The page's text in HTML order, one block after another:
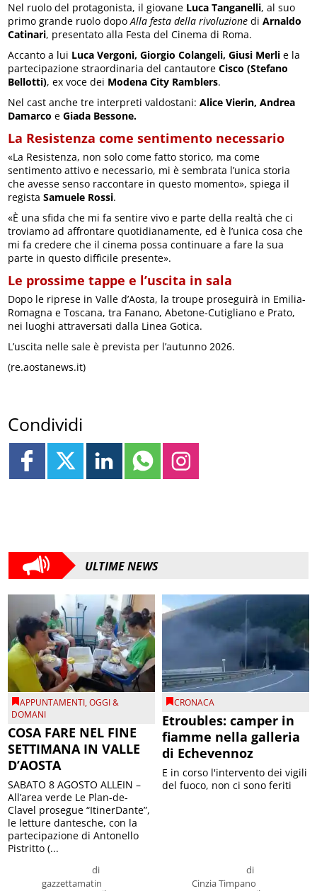
Nel ruolo del protagonista, il giovane Luca Tanganelli, al suo
primo grande ruolo dopoAlla festa della rivoluzione diArnaldo
Catinari, presentato alla Festa del Cinema di Roma.
Accanto a lui Luca Vergoni, Giorgio Colangeli, Giusi Merli e la
partecipazione straordinaria del cantautoreCisco (Stefano
Bellotti), ex voce dei Modena City Ramblers.
Nel cast anche tre interpreti valdostani:Alice Vierin, Andrea
Damarco eGiada Bessone.
La Resistenza come sentimento necessario
«La Resistenza, non solo come fatto storico, ma come
sentimento attivo e necessario, mi è sembrata l’unica storia
che avesse senso raccontare in questo momento», spiega il
registaSamuele Rossi.
«È una sfida che mi fa sentire vivo e parte della realtà che ci
troviamo ad affrontare quotidianamente, ed è l’unica cosa che
mi fa credere che il cinema possa continuare a fare la sua
parte in questo difficile presente».
Le prossime tappe e l’uscita in sala
Dopo le riprese in Valle d’Aosta, la troupe proseguirà in Emilia-
Romagna e Toscana, tra Fanano, Abetone-Cutigliano e Prato,
nei luoghi attraversati dalla Linea Gotica.
L’uscita nelle sale è prevista per l’autunno 2026.
(re.aostanews.it)
Condividi
ULTIME NEWS
APPUNTAMENTI,OGGI &
DOMANI
COSA FARE NEL FINE
SETTIMANA IN VALLE
D’AOSTA
di
gazzettamatin
SABATO 8 AGOSTO ALLEIN –
All’area verde Le Plan-de-
Clavel prosegue “ItinerDante”,
le letture dantesche, con la
partecipazione di Antonello
Pistritto (...
CRONACA
Etroubles: camper in
fiamme nella galleria
di Echevennoz
di
Cinzia Timpano
E in corso l'intervento dei vigili
del fuoco, non ci sono feriti